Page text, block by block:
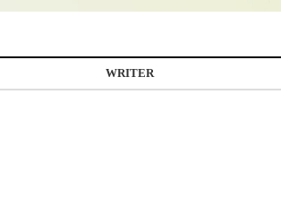
WRITER